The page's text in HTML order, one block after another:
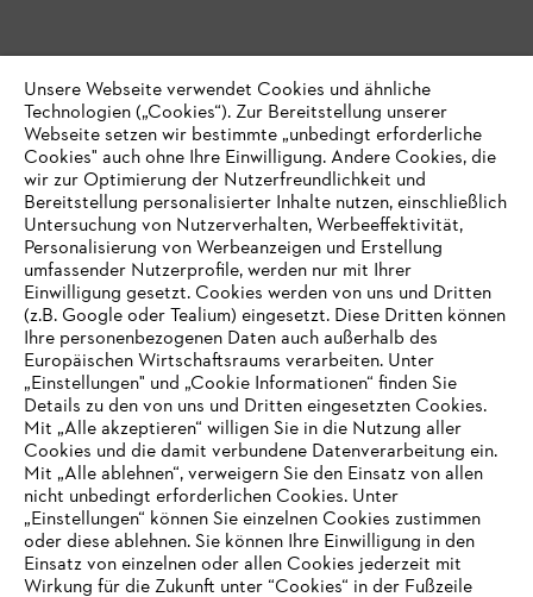
IHR BROWSER WIRD NICHT
UNTERSTÜTZT
Unsere Webseite verwendet Cookies und ähnliche
Technologien („Cookies“). Zur Bereitstellung unserer
Webseite setzen wir bestimmte „unbedingt erforderliche
Cookies" auch ohne Ihre Einwilligung. Andere Cookies, die
wir zur Optimierung der Nutzerfreundlichkeit und
Bereitstellung personalisierter Inhalte nutzen, einschließlich
Untersuchung von Nutzerverhalten, Werbeeffektivität,
Personalisierung von Werbeanzeigen und Erstellung
umfassender Nutzerprofile, werden nur mit Ihrer
Einwilligung gesetzt. Cookies werden von uns und Dritten
(z.B. Google oder Tealium) eingesetzt. Diese Dritten können
Ihre personenbezogenen Daten auch außerhalb des
Europäischen Wirtschaftsraums verarbeiten. Unter
„Einstellungen" und „Cookie Informationen“ finden Sie
Details zu den von uns und Dritten eingesetzten Cookies.
Mit „Alle akzeptieren“ willigen Sie in die Nutzung aller
Cookies und die damit verbundene Datenverarbeitung ein.
Mit „Alle ablehnen“, verweigern Sie den Einsatz von allen
nicht unbedingt erforderlichen Cookies. Unter
„Einstellungen“ können Sie einzelnen Cookies zustimmen
oder diese ablehnen. Sie können Ihre Einwilligung in den
Einsatz von einzelnen oder allen Cookies jederzeit mit
Wirkung für die Zukunft unter “Cookies“ in der Fußzeile